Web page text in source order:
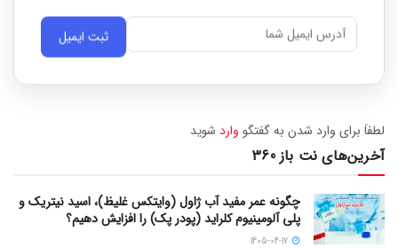
ثبت ایمیل
لطفاَ برای وارد شدن به گفتگو وارد شوید
آخرین‌های نت باز 360
چگونه عمر مفید آب ژاول (وایتکس غلیظ)، اسید نیتریک و
پلی آلومینیوم کلراید (پودر پک) را افزایش دهیم؟